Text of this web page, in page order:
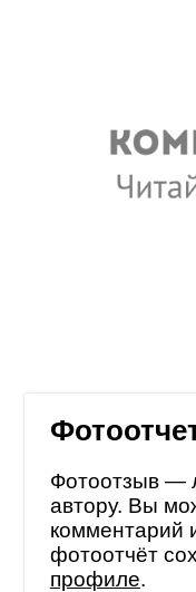
Фотоотзыв —
автору. Вы
комментарий
фотоотчёт
профиле.